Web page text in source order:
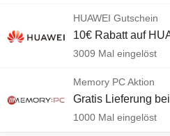
HUAWEI Gutschein
10€ Rabatt auf
3009 Mal eingelöst
Memory PC Aktion
Gratis Lieferung
1000 Mal eingelöst